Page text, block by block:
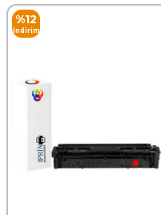
%12
İndirim